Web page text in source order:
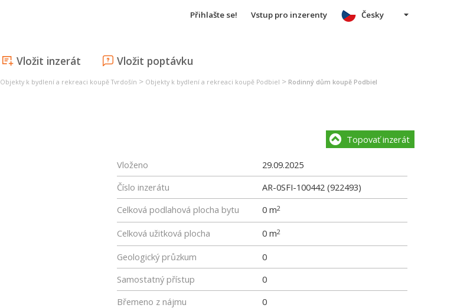
Přihlašte se! Vstup pro inzerenty
Vložit inzerát Vložit poptávku
Česky
Objekty k bydlení a rekreaci koupě Tvrdošín > Objekty k bydlení a rekreaci koupě Podbiel > Rodinný dům koupě Podbiel
Topovať inzerát
Vloženo
29.09.2025
Číslo inzerátu
AR-0SFI-100442 (922493)
Celková podlahová plocha bytu
0 m2
Celková užitková plocha 0 m2
Geologický průzkum
0
Samostatný přístup
0
Břemeno z nájmu
0